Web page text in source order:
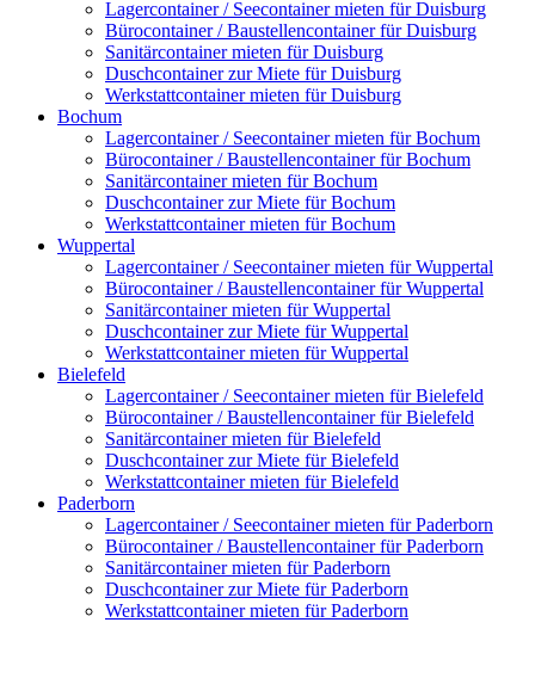
Lagercontainer / Seecontainer mieten für Duisburg
Bürocontainer / Baustellencontainer für Duisburg
Sanitärcontainer mieten für Duisburg
Duschcontainer zur Miete für Duisburg
Werkstattcontainer mieten für Duisburg
Bochum
Lagercontainer / Seecontainer mieten für Bochum
Bürocontainer / Baustellencontainer für Bochum
Sanitärcontainer mieten für Bochum
Duschcontainer zur Miete für Bochum
Werkstattcontainer mieten für Bochum
Wuppertal
Lagercontainer / Seecontainer mieten für Wuppertal
Bürocontainer / Baustellencontainer für Wuppertal
Sanitärcontainer mieten für Wuppertal
Duschcontainer zur Miete für Wuppertal
Werkstattcontainer mieten für Wuppertal
Bielefeld
Lagercontainer / Seecontainer mieten für Bielefeld
Bürocontainer / Baustellencontainer für Bielefeld
Sanitärcontainer mieten für Bielefeld
Duschcontainer zur Miete für Bielefeld
Werkstattcontainer mieten für Bielefeld
Paderborn
Lagercontainer / Seecontainer mieten für Paderborn
Bürocontainer / Baustellencontainer für Paderborn
Sanitärcontainer mieten für Paderborn
Duschcontainer zur Miete für Paderborn
Werkstattcontainer mieten für Paderborn